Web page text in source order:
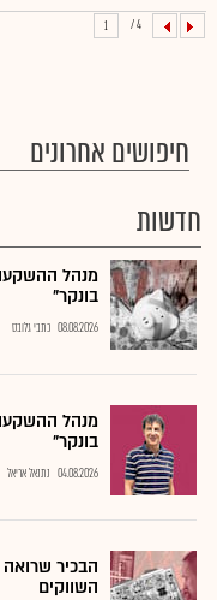
4 /
1
חיפושים אחרונים
חדשות
מנהל
בונקר"
08.08.2026 כתבי גלובס
מנהל
בונקר"
04.08.2026 נתנאל אריאל
הבכיר
השווקים